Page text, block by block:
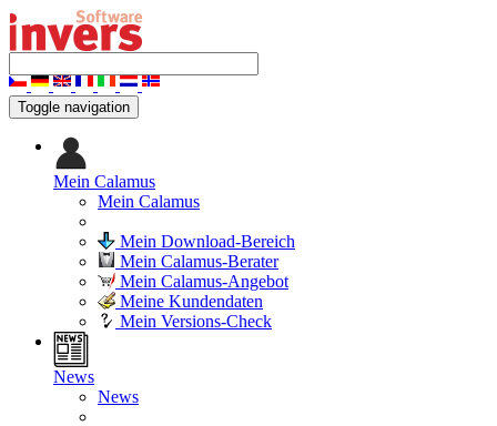
Toggle navigation
Mein Calamus
Mein Calamus
Mein Download-Bereich
Mein Calamus-Berater
Mein Calamus-Angebot
Meine Kundendaten
Mein Versions-Check
News
News